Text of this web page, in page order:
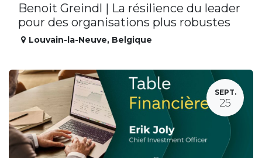
Benoit Greindl | La résilience du leader
pour des organisations plus robustes
Louvain-la-Neuve, Belgique
SEPT.
25